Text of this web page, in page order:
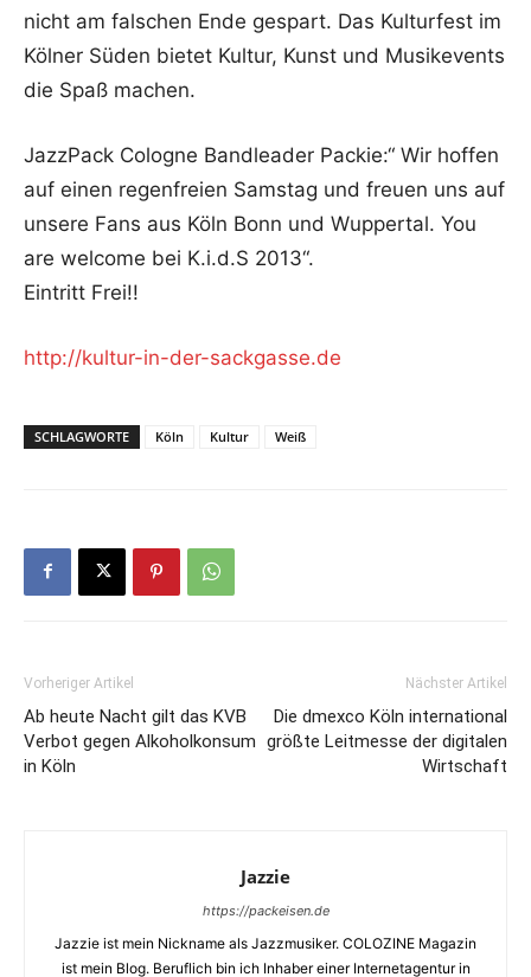
nicht am falschen Ende gespart. Das Kulturfest im
Kölner Süden bietet Kultur, Kunst und Musikevents
die Spaß machen.
JazzPack Cologne Bandleader Packie:“ Wir hoffen
auf einen regenfreien Samstag und freuen uns auf
unsere Fans aus Köln Bonn und Wuppertal. You
are welcome bei K.i.d.S 2013“.
Eintritt Frei!!
http://kultur-in-der-sackgasse.de
SCHLAGWORTE Köln Kultur Weiß
Vorheriger Artikel
Ab heute Nacht gilt das KVB
Verbot gegen Alkoholkonsum
in Köln
Nächster Artikel
Die dmexco Köln international
größte Leitmesse der digitalen
Wirtschaft
Jazzie
https://packeisen.de
Jazzie ist mein Nickname als Jazzmusiker. COLOZINE Magazin
ist mein Blog. Beruflich bin ich Inhaber einer Internetagentur in